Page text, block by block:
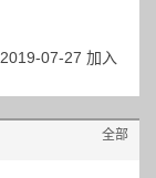
2019-07-27 加入
全部